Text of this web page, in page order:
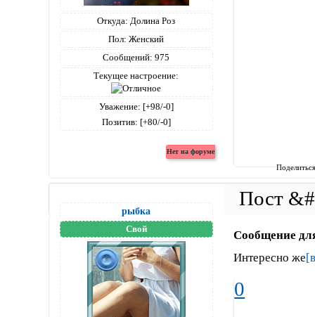
Откуда: Долина Роз
Пол: Женский
Сообщений: 975
Текущее настроение:
Уважение: [+98/-0]
Позитив: [+80/-0]
рыбка
Свой
Сообщение
Интересно же
0